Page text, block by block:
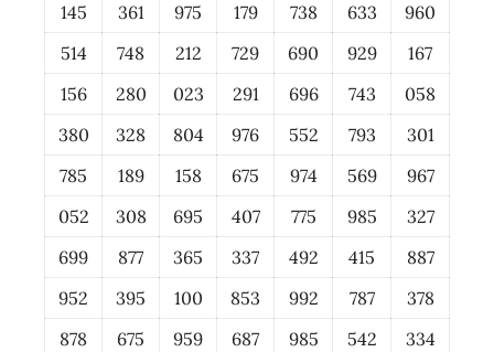
145
361 975 179 738 633
960
514
748 212 729 690 929
167
156
280 023 291 696 743
058
380
328 804 976 552 793
301
785
189 158 675 974 569
967
052
308 695 407 775 985
327
699
877 365 337 492 415
887
952
395 100 853 992 787
378
878
675 959 687 985 542
334